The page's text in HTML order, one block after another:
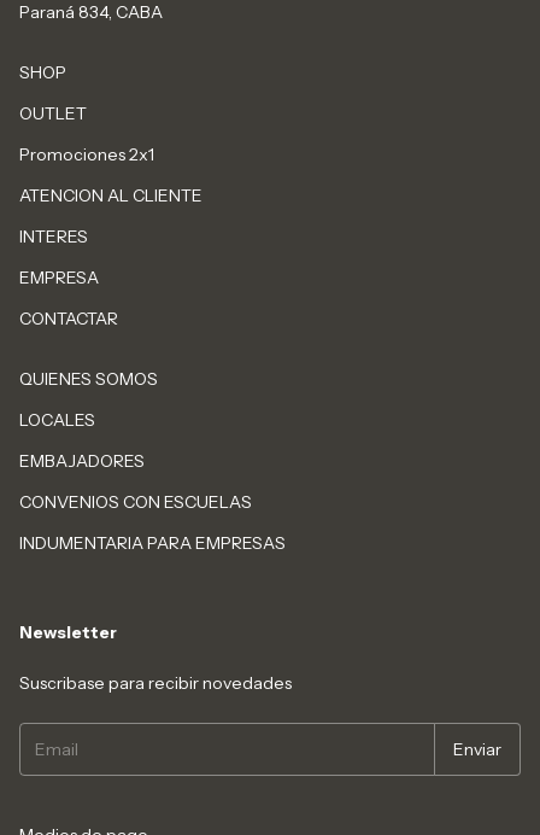
Paraná 834, CABA
SHOP
OUTLET
Promociones 2x1
ATENCION AL CLIENTE
INTERES
EMPRESA
CONTACTAR
QUIENES SOMOS
LOCALES
EMBAJADORES
CONVENIOS CON ESCUELAS
INDUMENTARIA PARA EMPRESAS
Newsletter
Suscribase para recibir novedades